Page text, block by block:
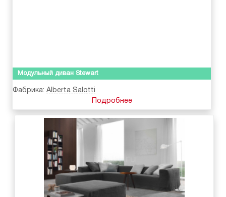
Модульный диван Stewart
Фабрика: Alberta Salotti
Подробнее